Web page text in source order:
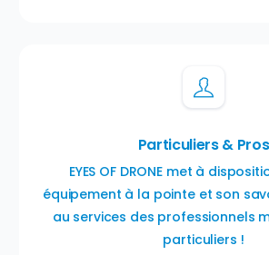
Particuliers & Pros
EYES OF DRONE met à
équipement à la pointe et son
au services des professionnels
particuliers !